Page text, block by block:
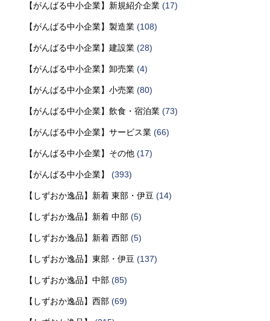
【がんばる中小企業】新規紹介企業 (17)
【がんばる中小企業】製造業 (108)
【がんばる中小企業】建設業 (28)
【がんばる中小企業】卸売業 (4)
【がんばる中小企業】小売業 (80)
【がんばる中小企業】飲食・宿泊業 (73)
【がんばる中小企業】サービス業 (66)
【がんばる中小企業】その他 (17)
【がんばる中小企業】 (393)
【しずおか逸品】新着 東部・伊豆 (14)
【しずおか逸品】新着 中部 (5)
【しずおか逸品】新着 西部 (5)
【しずおか逸品】東部・伊豆 (137)
【しずおか逸品】中部 (85)
【しずおか逸品】西部 (69)